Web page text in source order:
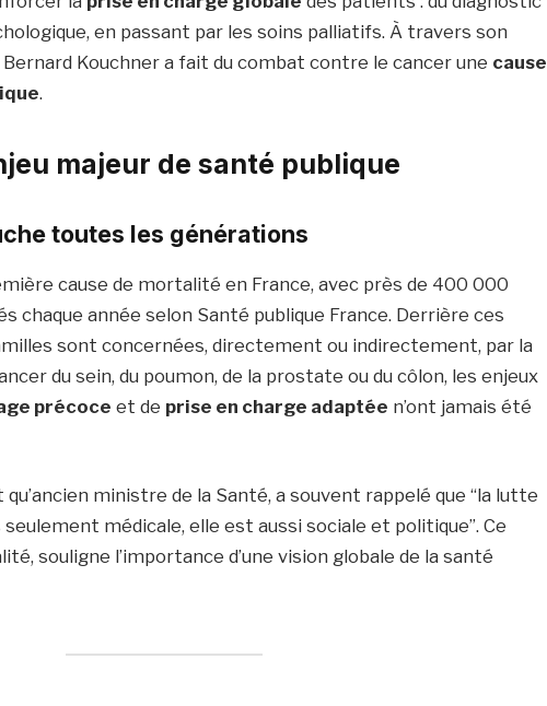
en passant par les soins palliatifs. À travers son
Kouchner a fait du combat contre le cancer une cause
.
majeur de santé publique
toutes les générations
cause de mortalité en France, avec près de 400 000
chaque année selon Santé publique France. Derrière ces
sont concernées, directement ou indirectement, par la
du sein, du poumon, de la prostate ou du côlon, les enjeux
précoce et de prise en charge adaptée n’ont jamais été
ministre de la Santé, a souvent rappelé que “la lutte
médicale, elle est aussi sociale et politique”. Ce
souligne l’importance d’une vision globale de la santé